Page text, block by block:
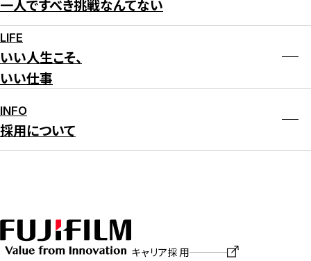
一人ですべき挑戦なんてない
LIFE
いい人生こそ、
いい仕事
INFO
採用について
キャリア採用